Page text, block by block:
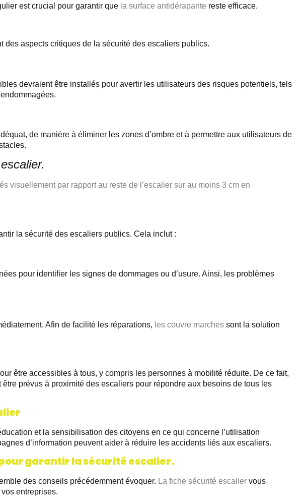
est crucial pour garantir que la surface antidérapante reste efficace.
des aspects critiques de la sécurité des escaliers publics.
devraient être installés pour avertir les utilisateurs des risques potentiels, tels
de manière à éliminer les zones d’ombre et à permettre aux utilisateurs de
visuellement par rapport au reste de l’escalier sur au moins 3 cm en
la sécurité des escaliers publics. Cela inclut :
pour identifier les signes de dommages ou d’usure. Ainsi, les problèmes
Afin de facilité les réparations, les couvre marchessont la solution
être accessibles à tous, y compris les personnes à mobilité réduite. De ce fait,
prévus à proximité des escaliers pour répondre aux besoins de tous les
et la sensibilisation des citoyens en ce qui concerne l’utilisation
d’information peuvent aider à réduire les accidents liés aux escaliers.
pour garantir la sécuritéescalier.
des conseils précédemment évoquer. La fiche sécurité escaliervous
entreprises.